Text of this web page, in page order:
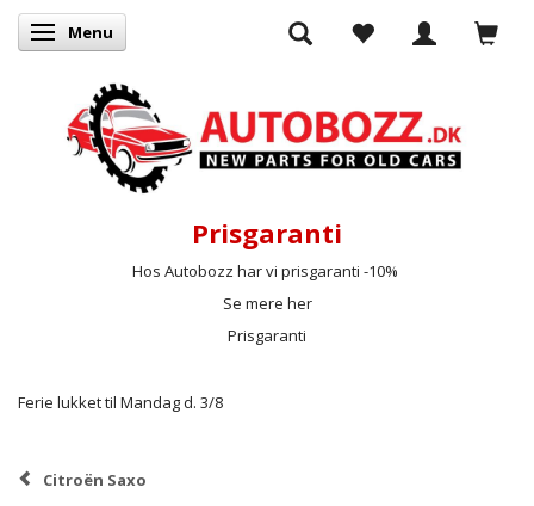
Skifte navigation
Menu
Prisgaranti
Hos Autobozz har vi prisgaranti -10%
Se mere her
Prisgaranti
Ferie lukket til Mandag d. 3/8
Citroën Saxo